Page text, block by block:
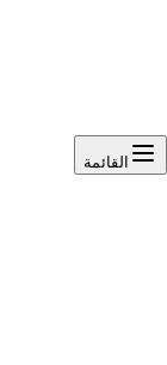
القائمة